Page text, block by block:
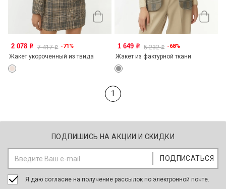
2 078 o 7 417o -71%
Жакет укороченный из твида
1 649 o 5 232o -68%
Жакет из фактурной ткани
1
ПОДПИШИСЬ НА АКЦИИ И СКИДКИ
Я даю согласие на получение рассылок по электронной почте.